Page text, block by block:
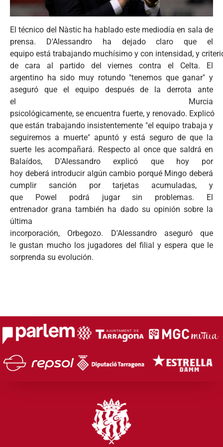
El técnico del Nàstic ha hablado este mediodía en sala de
prensa. D'Alessandro ha dejado claro que el
equipo está trabajando muchísimo y con intensidad, y
de cara al partido del viernes contra el Celta. El
argentino ha sido muy rotundo "tenemos que ganar" y
aseguró que el equipo después de la derrota ante
el Murcia
psicológicamente, se encuentra fuerte, y renovado. Explicó
que están trabajando insistentemente "el equipo trabaja y
seguiremos a muerte" apuntó y está seguro de que la
suerte les acompañará. Respecto al once que saldrá en
Balaídos, D'Alessandro explicó que hoy por
hoy deberá introducir algún cambio porqué Mingo deberá
cumplir sanción por tarjetas acumuladas, y
que Powel podrá jugar sin problemas. El
entrenador grana también ha dado su opinión sobre la
última
incorporación, Orbegozo. D'Alessandro aseguró que
le gustan mucho los jugadores del filial y espera que le
sorprenda su evolución.